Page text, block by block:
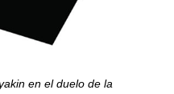
en el duelo de la